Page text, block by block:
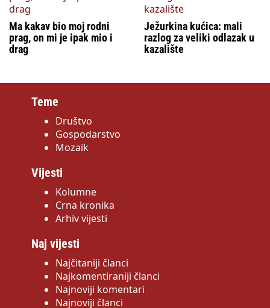
Ma kakav bio moj rodni
prag, on mi je ipak mio i
drag
Ježurkina kućica: mali
razlog za veliki odlazak u
kazalište
Teme
Društvo
Gospodarstvo
Mozaik
Vijesti
Kolumne
Crna kronika
Arhiv vijesti
Naj vijesti
Najčitaniji članci
Najkomentiraniji članci
Najnoviji komentari
Najnoviji članci